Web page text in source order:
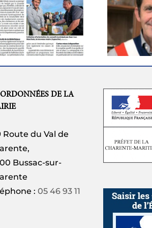
Mairie: Jean-Luc
Marchais succède à
Christophe Dourthe
DE LA
Route du Val de
Bussac-sur-
: 05 46 93 11